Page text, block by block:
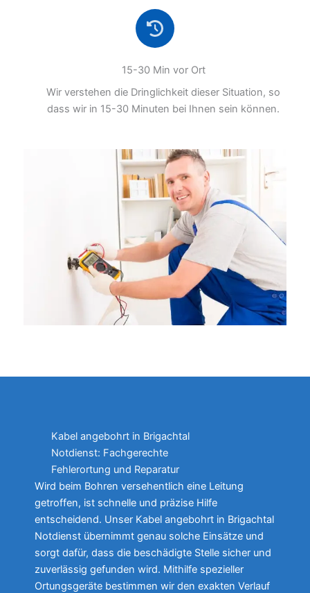
15-30 Min vor Ort
Wir verstehen die Dringlichkeit dieser Situation, so
dass wir in 15-30 Minuten bei Ihnen sein können.
Kabel angebohrt in Brigachtal
Notdienst: Fachgerechte
Fehlerortung und Reparatur
Wird beim Bohren versehentlich eine Leitung
getroffen, ist schnelle und präzise Hilfe
entscheidend. Unser Kabel angebohrt in Brigachtal
Notdienst übernimmt genau solche Einsätze und
sorgt dafür, dass die beschädigte Stelle sicher und
zuverlässig gefunden wird. Mithilfe spezieller
Ortungsgeräte bestimmen wir den exakten Verlauf